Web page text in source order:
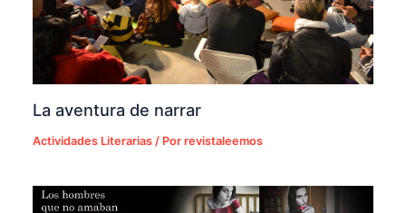
La aventura de narrar
Actividades Literarias / Porrevistaleemos